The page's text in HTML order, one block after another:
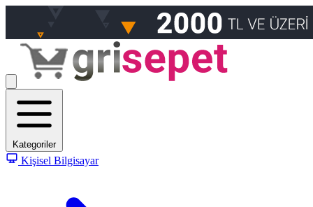
Kategoriler
Kişisel Bilgisayar